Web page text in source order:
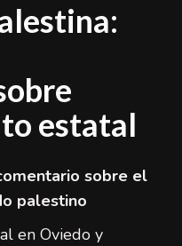
estatal
sobre el
palestino
en Oviedo y